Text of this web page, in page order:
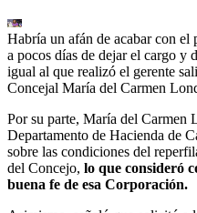
Habría un afán de acabar con el
a pocos días de dejar el cargo y
igual al que realizó el gerente
Concejal María del Carmen
Por su parte, María del Carmen
Departamento de Hacienda de
sobre las condiciones del
del Concejo, lo que consideró
buena fe de esa Corporación.